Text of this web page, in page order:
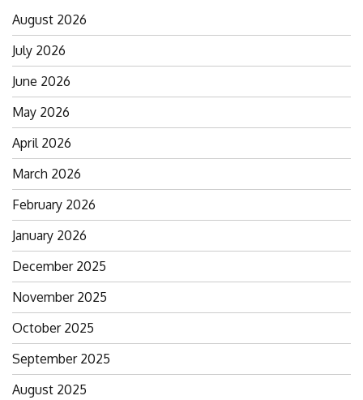
August 2026
July 2026
June 2026
May 2026
April 2026
March 2026
February 2026
January 2026
December 2025
November 2025
October 2025
September 2025
August 2025